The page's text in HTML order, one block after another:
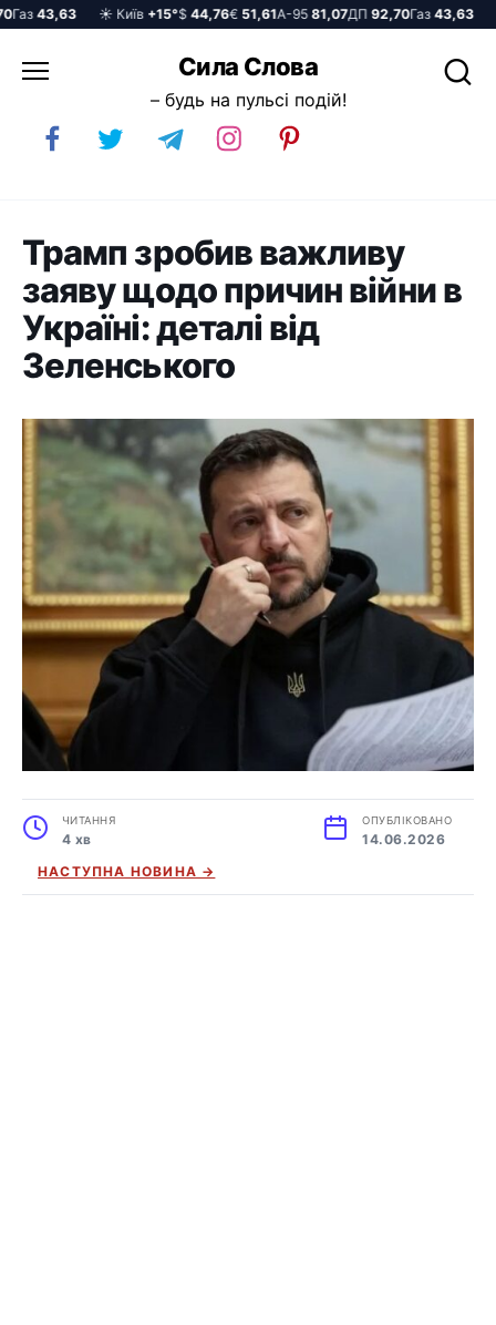
43,63 ☀️ Київ+15°$44,76€51,61А-9581,07ДП92,70Газ43,63 ☀️
до
Сила Слова
– будь на пульсі подій!
Трамп зробив важливу
заяву щодо причин війни в
Україні: деталі від
Зеленського
ЧИТАННЯ
4 хв
ОПУБЛІКОВАНО
14.06.2026
НАСТУПНА НОВИНА →